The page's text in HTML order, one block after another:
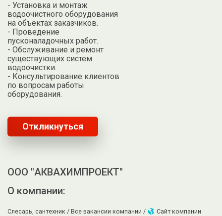
- Установка и монтаж
водоочистного оборудования
на объектах заказчиков.
- Проведение
пусконаладочных работ.
- Обслуживание и ремонт
существующих систем
водоочистки.
- Консультирование клиентов
по вопросам работы
оборудования.
Откликнуться
ООО "АКВАХИМПРОЕКТ"
О компании:
Слесарь, сантехник / Все вакансии компании / Сайт компании